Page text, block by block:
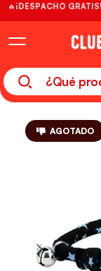
AGOTADO
🔥¡DESPACHO